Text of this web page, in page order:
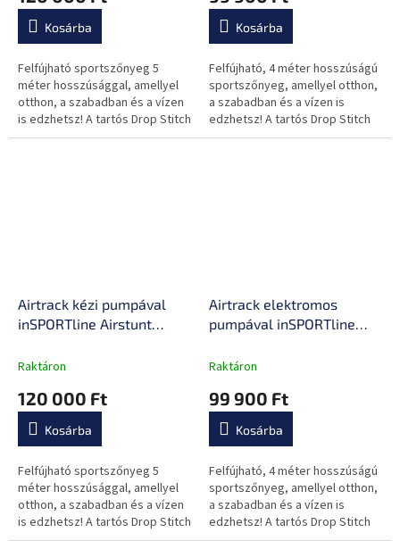
varratokKosárba
Felfújható sportszőnyeg 5
méter hosszúsággal, amellyel
otthon, a szabadban és a vízen
is edzhetsz! A tartós Drop Stitch
anyagnak köszönhetően
megerősített varratok
Kosárba
Felfújható, 4 méter hosszúságú
sportszőnyeg, amellyel otthon,
a szabadban és a vízen is
edzhetsz! A tartós Drop Stitch
anyagnak köszönhetően
Airtrack kézi pumpával
inSPORTline Airstunt
Stitch technológia,
anyag, megerősített
varratok
Raktáron
120 000 Ft
Kosárba
Felfújható sportszőnyeg 5
méter hosszúsággal, amellyel
otthon, a szabadban és a vízen
is edzhetsz! A tartós Drop Stitch
Airtrack elektromos
pumpával inSPORTline
Drop Stitch technológia,
megerősített varratok
Raktáron
99 900 Ft
Kosárba
Felfújható, 4 méter hosszúságú
sportszőnyeg, amellyel otthon,
a szabadban és a vízen is
edzhetsz! A tartós Drop Stitch